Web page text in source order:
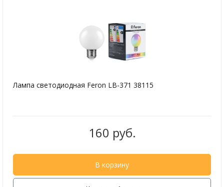
Лампа светодиодная Feron LB-371 38115
160 руб.
В корзину